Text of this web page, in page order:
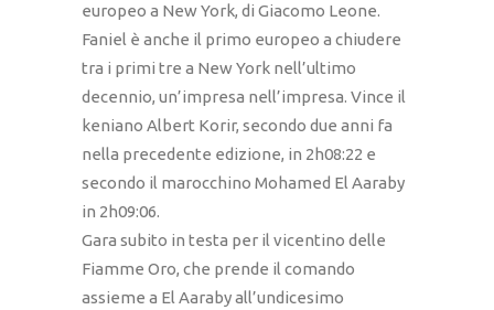
europeo a New York, di Giacomo Leone.
Faniel è anche il primo europeo a chiudere
tra i primi tre a New York nell’ultimo
decennio, un’impresa nell’impresa. Vince il
keniano Albert Korir, secondo due anni fa
nella precedente edizione, in 2h08:22 e
secondo il marocchino Mohamed El Aaraby
in 2h09:06.
Gara subito in testa per il vicentino delle
Fiamme Oro, che prende il comando
assieme a El Aaraby all’undicesimo